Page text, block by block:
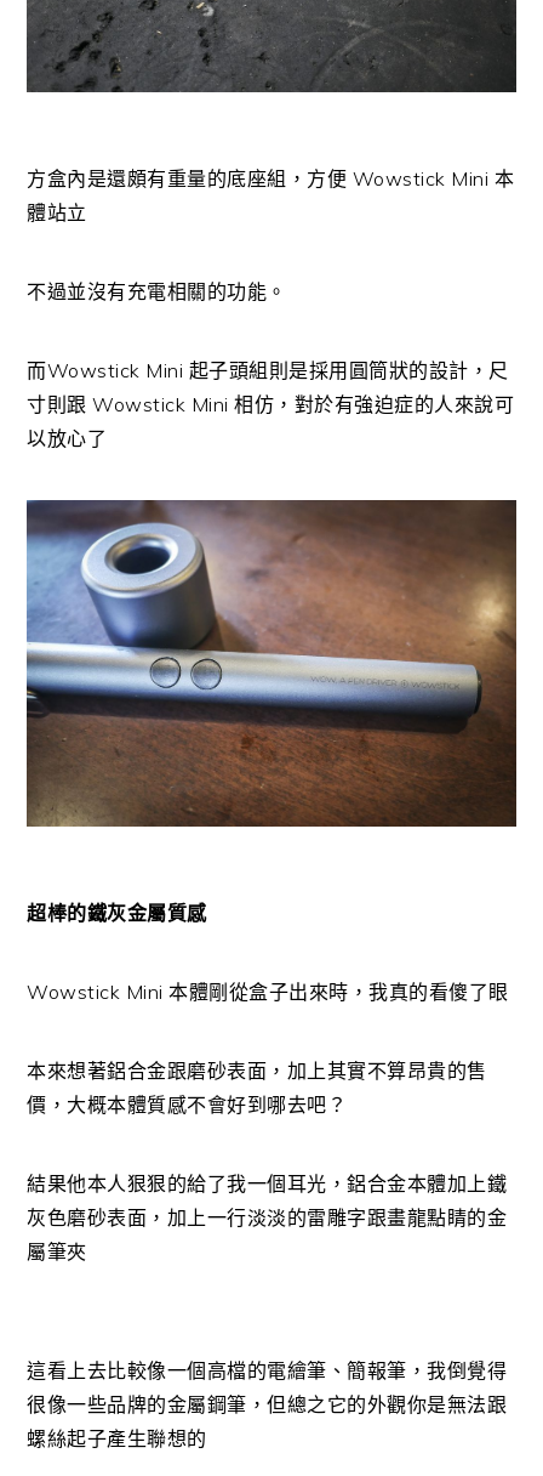
方盒內是還頗有重量的底座組，方便 Wowstick Mini 本
體站立
不過並沒有充電相關的功能。
而Wowstick Mini 起子頭組則是採用圓筒狀的設計，尺
寸則跟 Wowstick Mini 相仿，對於有強迫症的人來說可
以放心了
超棒的鐵灰金屬質感
Wowstick Mini 本體剛從盒子出來時，我真的看傻了眼
本來想著鋁合金跟磨砂表面，加上其實不算昂貴的售
價，大概本體質感不會好到哪去吧？
結果他本人狠狠的給了我一個耳光，鋁合金本體加上鐵
灰色磨砂表面，加上一行淡淡的雷雕字跟畫龍點睛的金
屬筆夾
這看上去比較像一個高檔的電繪筆、簡報筆，我倒覺得
很像一些品牌的金屬鋼筆，但總之它的外觀你是無法跟
螺絲起子產生聯想的